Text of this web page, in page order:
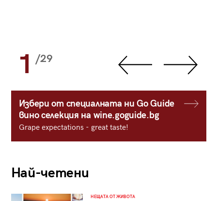
1 /29
Избери от специалната ни Go Guide
вино селекция на wine.goguide.bg
Grape expectations - great taste!
Най-четени
НЕЩАТА ОТ ЖИВОТА